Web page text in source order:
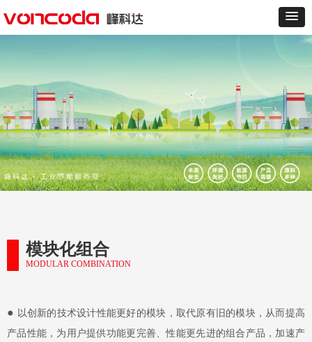
模块化组合
MODULAR COMBINATION
● 以创新的技术设计性能更好的模块，取代原有旧的模块，从而提高
产品性能，为用户提供功能更完善、性能更先进的组合产品，加速产